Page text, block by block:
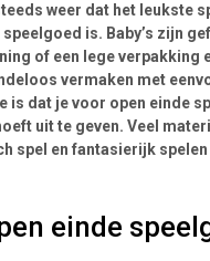
weer dat het leukste
speelgoed is. Baby’s zijn
of een lege verpakking
vermaken met
is dat je voor open einde
uit te geven. Veel
spel en fantasierijk
einde